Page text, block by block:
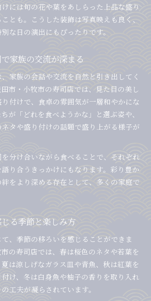
には旬の花や葉をあしらった上品な盛り
とも。こうした装飾は写真映えも良く、
な日の演出にもぴったりです。
家族の交流が深まる
家族の会話や交流を自然と引き出してく
市・小牧市の寿司店では、見た目の美し
付けで、食卓の雰囲気が一層和やかにな
が「どれを食べようかな」と選ぶ姿や、
タや盛り付けの話題で盛り上がる様子が
分け合いながら食べることで、それぞれ
り合うきっかけにもなります。彩り豊か
をより深める存在として、多くの家庭で
る季節と楽しみ方
、季節の移ろいを感じることができま
の寿司店では、春は桜色のネタや若葉を
は涼しげなガラス皿や青魚、秋は紅葉を
け、冬は白身魚や柚子の香りを取り入れ
工夫が凝らされています。